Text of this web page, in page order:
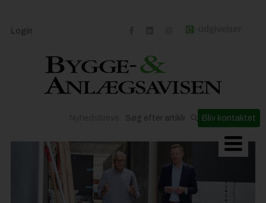
Login
Bliv kontaktet
Byggeriets udvikling
Materialer og løsninger
Byggepladsen